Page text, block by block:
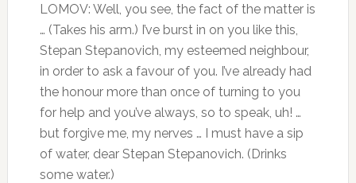
LOMOV: Well, you see, the fact of the matter is
… (Takes his arm.) I’ve burst in on you like this,
Stepan Stepanovich, my esteemed neighbour,
in order to ask a favour of you. I’ve already had
the honour more than once of turning to you
for help and you’ve always, so to speak, uh! …
but forgive me, my nerves … I must have a sip
of water, dear Stepan Stepanovich. (Drinks
some water.)